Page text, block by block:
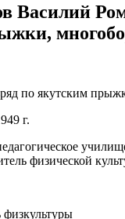
Василий
по якутским
г.
физической
физкультуры